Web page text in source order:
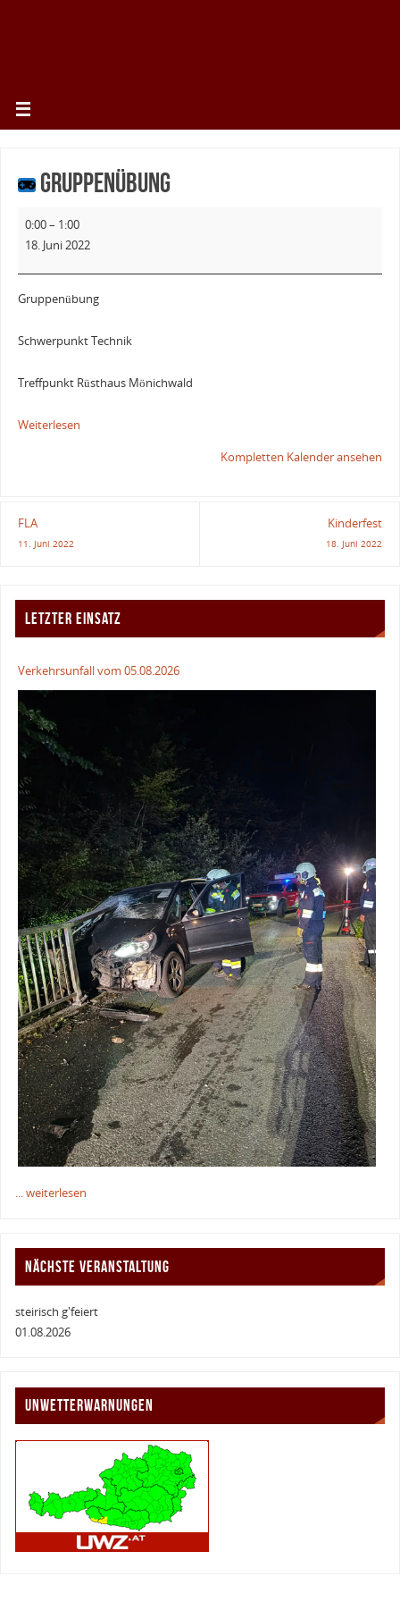
Gruppenübung
0:00– 1:00
18. Juni 2022
Gruppenübung
Schwerpunkt Technik
Treffpunkt Rüsthaus Mönichwald
Weiterlesen
Kompletten Kalender ansehen
FLA
11. Juni 2022
Kinderfest
18. Juni 2022
LETZTER EINSATZ
Verkehrsunfall vom 05.08.2026
... weiterlesen
NÄCHSTE VERANSTALTUNG
steirisch g'feiert
01.08.2026
UNWETTERWARNUNGEN